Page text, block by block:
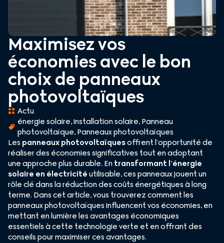
Maximisez vos
économies avec le bon
choix de panneaux
photovoltaïques
Actu
énergie solaire,installation solaire,Panneau
photovoltaïque,Panneaux photovoltaïques
Les panneaux photovoltaïquesoffrent l’opportunité de
réaliser des économies significatives tout en adoptant
une approche plus durable. Entransformant l’énergie
solaire en électricitéutilisable, ces panneaux jouent un
rôle clé dans la réduction des coûts énergétiques à long
terme. Dans cet article, vous trouverez comment les
panneaux photovoltaïques influencent vos économies, en
mettant en lumière les avantages économiques
essentiels à cette technologie verte et en offrant des
conseils pour maximiser ces avantages.